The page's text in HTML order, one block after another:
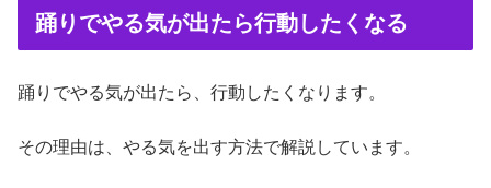
踊りでやる気が出たら行動したくなる
踊りでやる気が出たら、行動したくなります。
その理由は、やる気を出す方法で解説しています。